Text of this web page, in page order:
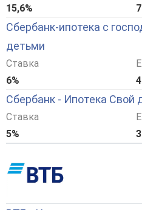
15,6%
Сбербанк-ипотека с
детьми
Ставка
6%
Сбербанк - Ипотека Свой
Ставка
5%